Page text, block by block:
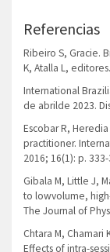
Referencias
Ribeiro S, Gracie.
K, Atalla L,
International
de abrilde 2023.
Escobar R,
practitioner.
2016; 16(1): p.
Gibala M, Little J,
to lowvolume,
The Journal of
Chtara M, Chamari
Effects of intra-